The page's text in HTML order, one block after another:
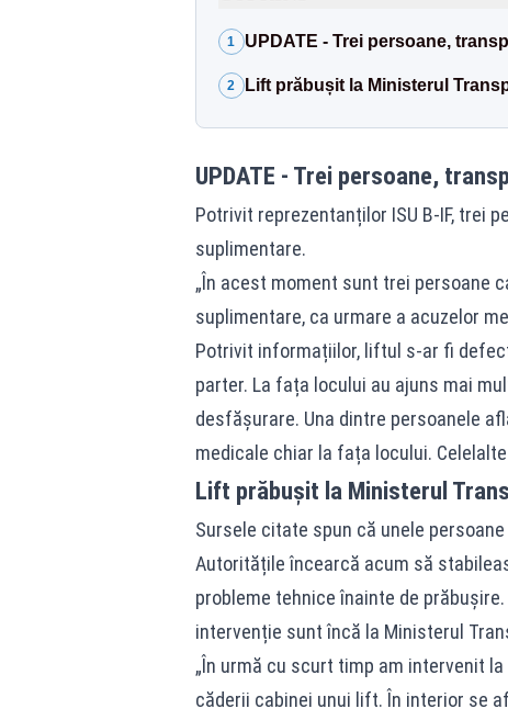
1 UPDATE - Trei persoane,
2 Lift prăbușit la Ministerul
UPDATE - Trei persoane,
Potrivit reprezentanților ISU B-IF, trei
suplimentare.
„În acest moment sunt trei persoane
suplimentare, ca urmare a acuzelor
Potrivit informațiilor, liftul s-ar fi
parter. La fața locului au ajuns mai
desfășurare. Una dintre persoanele
medicale chiar la fața locului.
Lift prăbușit la Ministerul
Sursele citate spun că unele
Autoritățile încearcă acum să
probleme tehnice înainte de
intervenție sunt încă la Ministerul
„În urmă cu scurt timp am intervenit la
căderii cabinei unui lift. În interior se